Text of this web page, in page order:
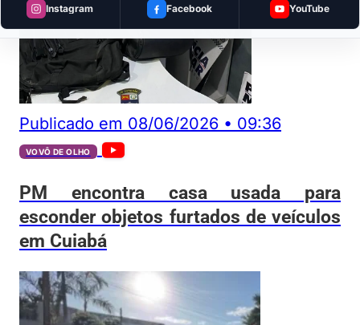
Instagram Facebook YouTube
Publicado em 08/06/2026 • 09:36
VOVÔ DE OLHO
PM encontra casa usada para
esconder objetos furtados de veículos
em Cuiabá